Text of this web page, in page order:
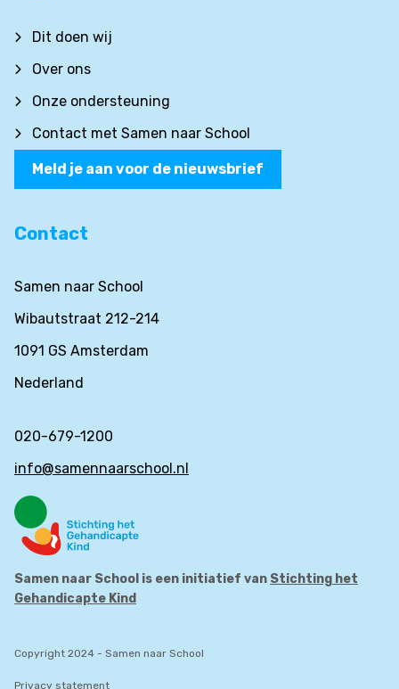
Dit doen wij
Over ons
Onze ondersteuning
Contact met Samen naar School
Meld je aan voor de nieuwsbrief
Contact
Samen naar School
Wibautstraat 212-214
1091 GS Amsterdam
Nederland
020-679-1200
info@samennaarschool.nl
Samen naar School is een initiatief van Stichting het
Gehandicapte Kind
Copyright 2024 - Samen naar School
Privacy statement